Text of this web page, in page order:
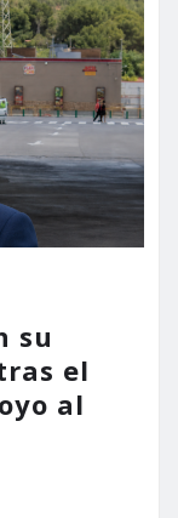
su
el
al